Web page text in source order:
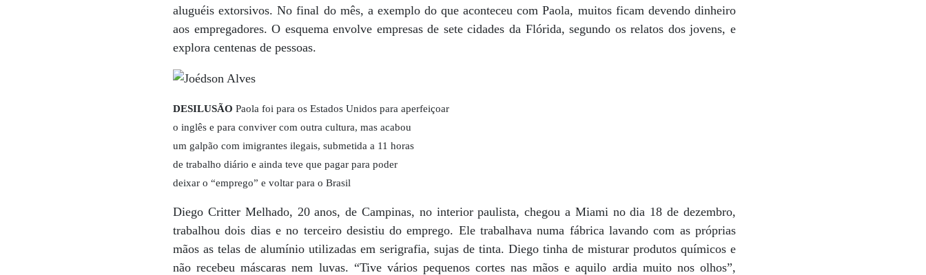
aluguéis extorsivos. No final do mês, a exemplo do que aconteceu com Paola, muitos ficam devendo dinheiro
aos empregadores. O esquema envolve empresas de sete cidades da Flórida, segundo os relatos dos jovens, e
explora centenas de pessoas.
DESILUSÃO Paola foi para os Estados Unidos para aperfeiçoar
o inglês e para conviver com outra cultura, mas acabou
um galpão com imigrantes ilegais, submetida a 11 horas
de trabalho diário e ainda teve que pagar para poder
deixar o “emprego” e voltar para o Brasil
Diego Critter Melhado, 20 anos, de Campinas, no interior paulista, chegou a Miami no dia 18 de dezembro,
trabalhou dois dias e no terceiro desistiu do emprego. Ele trabalhava numa fábrica lavando com as próprias
mãos as telas de alumínio utilizadas em serigrafia, sujas de tinta. Diego tinha de misturar produtos químicos e
não recebeu máscaras nem luvas. “Tive vários pequenos cortes nas mãos e aquilo ardia muito nos olhos”,